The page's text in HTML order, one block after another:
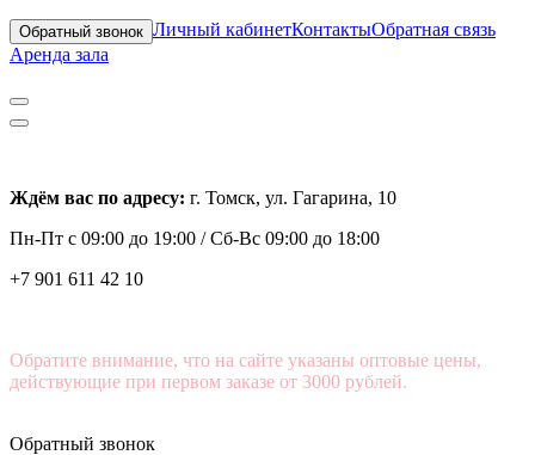
Обратный звонок Личный кабинетКонтактыОбратная связь
Аренда зала
Ждём вас по адресу: г. Томск, ул. Гагарина, 10
Пн-Пт с 09:00 до 19:00 /Сб-Вс 09:00 до 18:00
+7 901 611 42 10
Обратите внимание, что на сайте указаны оптовые цены,
действующие при первом заказе от 3000 рублей.
Обратный звонок